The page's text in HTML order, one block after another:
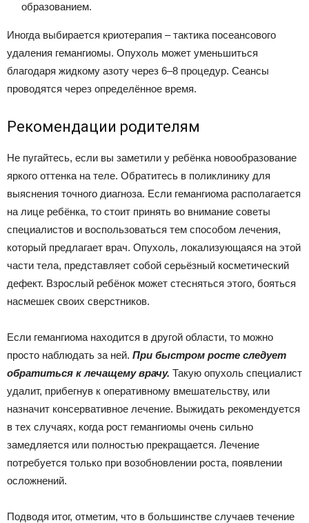
образованием.
Иногда выбирается криотерапия – тактика посеансового
удаления гемангиомы. Опухоль может уменьшиться
благодаря жидкому азоту через 6–8 процедур. Сеансы
проводятся через определённое время.
Рекомендации родителям
Не пугайтесь, если вы заметили у ребёнка новообразование
яркого оттенка на теле. Обратитесь в поликлинику для
выяснения точного диагноза. Если гемангиома располагается
на лице ребёнка, то стоит принять во внимание советы
специалистов и воспользоваться тем способом лечения,
который предлагает врач. Опухоль, локализующаяся на этой
части тела, представляет собой серьёзный косметический
дефект. Взрослый ребёнок может стесняться этого, бояться
насмешек своих сверстников.
Если гемангиома находится в другой области, то можно
просто наблюдать за ней. При быстром росте следует
обратиться к лечащему врачу. Такую опухоль специалист
удалит, прибегнув к оперативному вмешательству, или
назначит консервативное лечение. Выжидать рекомендуется
в тех случаях, когда рост гемангиомы очень сильно
замедляется или полностью прекращается. Лечение
потребуется только при возобновлении роста, появлении
осложнений.
Подводя итог, отметим, что в большинстве случаев течение